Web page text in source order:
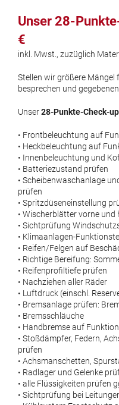
Unser 28-
€
inkl. Mwst., zuzüglich
Stellen wir größere Mängel
besprechen und
Unser28-Punkte-Check-up
• Frontbeleuchtung auf
• Heckbeleuchtung auf
• Innenbeleuchtung und
• Batteriezustand prüfen
• Scheibenwaschanlage
prüfen
• Spritzdüseneinstellung
• Wischerblätter vorne
• Sichtprüfung
• Klimaanlagen-
• Reifen/Felgen auf
• Richtige Bereifung:
• Reifenprofiltiefe prüfen
• Nachziehen aller Räder
• Luftdruck (einschl.
• Bremsanlage prüfen:
• Bremsschläuche
• Handbremse auf
• Stoßdämpfer, Federn,
prüfen
• Achsmanschetten,
• Radlager und Gelenke
• alle Flüssigkeiten prüfen
• Sichtprüfung bei